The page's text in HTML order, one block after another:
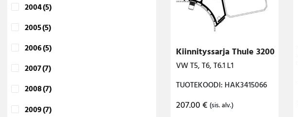
2004(5)
2005(5)
2006(5)
2007(7)
2008(7)
2009(7)
Kiinnityssarja Thule 3200
VW T5, T6, T6.1 L1
TUOTEKOODI: HAK3415066
207.00€ (sis. alv.)